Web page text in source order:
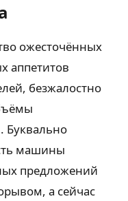
ожесточённых
аппетитов
безжалостно
Буквально
машины
предложений
а сейчас